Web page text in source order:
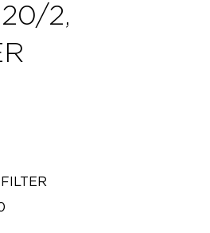
2,